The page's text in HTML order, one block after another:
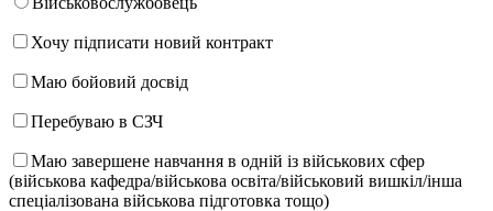
Хочу підписати новий контракт
Маю бойовий досвід
Перебуваю в СЗЧ
Маю завершене навчання в одній із військових сфер
(військова кафедра/військова освіта/військовий вишкіл/інша
спеціалізована військова підготовка тощо)